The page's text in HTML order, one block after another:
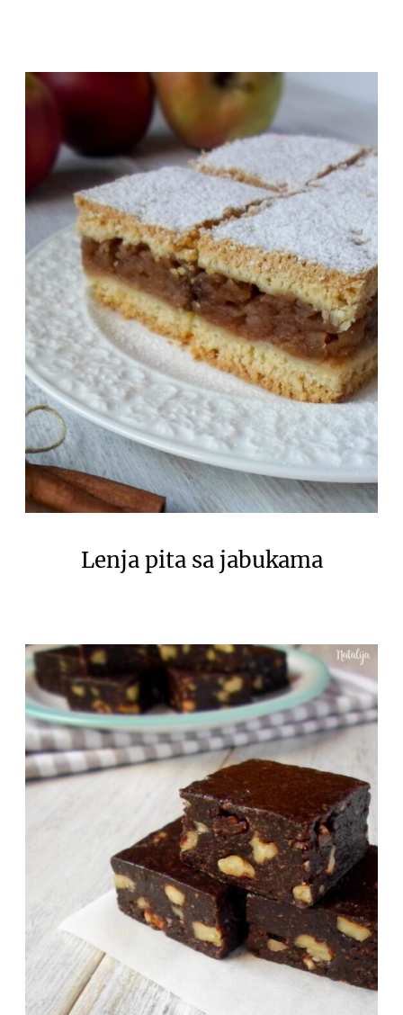
Lenja pita sa jabukama